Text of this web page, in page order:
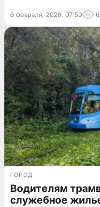
6 февраля, 2026, 07:50 6
ГОРОД
Водителям
служебное